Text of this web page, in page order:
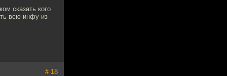
сказать кого
всю инфу из
# 18